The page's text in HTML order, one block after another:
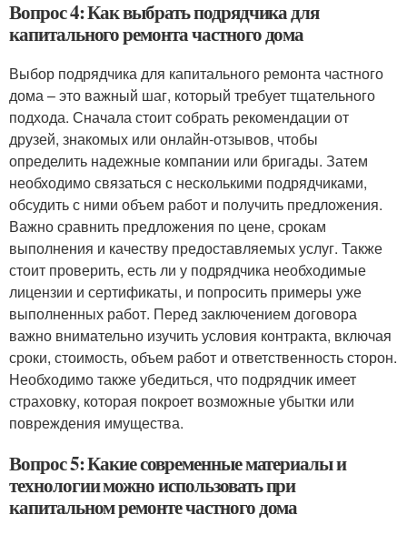
Вопрос 4: Как выбрать подрядчика для
капитального ремонта частного дома
Выбор подрядчика для капитального ремонта частного
дома – это важный шаг, который требует тщательного
подхода. Сначала стоит собрать рекомендации от
друзей, знакомых или онлайн-отзывов, чтобы
определить надежные компании или бригады. Затем
необходимо связаться с несколькими подрядчиками,
обсудить с ними объем работ и получить предложения.
Важно сравнить предложения по цене, срокам
выполнения и качеству предоставляемых услуг. Также
стоит проверить, есть ли у подрядчика необходимые
лицензии и сертификаты, и попросить примеры уже
выполненных работ. Перед заключением договора
важно внимательно изучить условия контракта, включая
сроки, стоимость, объем работ и ответственность сторон.
Необходимо также убедиться, что подрядчик имеет
страховку, которая покроет возможные убытки или
повреждения имущества.
Вопрос 5: Какие современные материалы и
технологии можно использовать при
капитальном ремонте частного дома